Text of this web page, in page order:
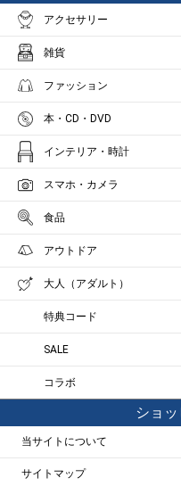
アクセサリー
雑貨
ファッション
本・CD・DVD
インテリア・時計
スマホ・カメラ
食品
アウトドア
大人（アダルト）
特典コード
SALE
コラボ
ショ
当サイトについて
サイトマップ